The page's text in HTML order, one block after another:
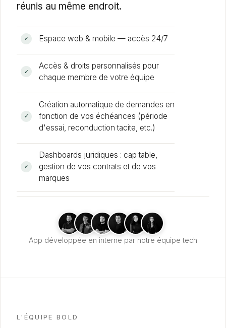
réunis au même endroit.
✓ Espace web & mobile — accès 24/7
✓
Accès & droits personnalisés pour
chaque membre de votre équipe
✓
Création automatique de demandes en
fonction de vos échéances (période
d'essai, reconduction tacite, etc.)
✓
Dashboards juridiques : cap table,
gestion de vos contrats et de vos
marques
App développée en interne par notre équipe tech
L'ÉQUIPE BOLD